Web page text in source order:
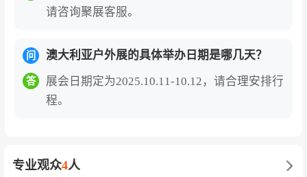
请咨询聚展客服。
问 澳大利亚户外展的具体举办日期是哪几天？
答
展会日期定为2025.10.11-10.12，请合理安排行
程。
专业观众4人